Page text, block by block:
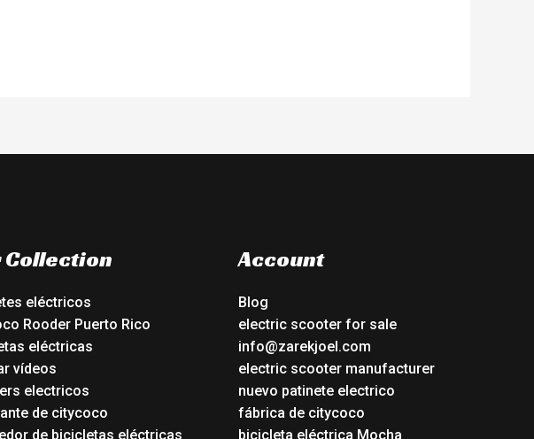
Collection
eléctricos
Rooder Puerto Rico
eléctricas
vídeos
electricos
de citycoco
de bicicletas eléctricas
Account
Blog
electric scooter for sale
info@zarekjoel.com
electric scooter manufacturer
nuevo patinete electrico
fábrica de citycoco
bicicleta eléctrica Mocha